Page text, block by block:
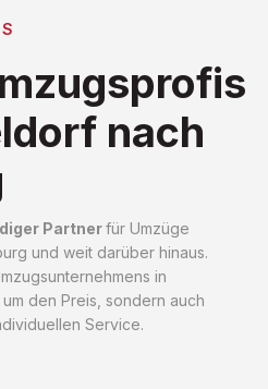
nach
Partnerfür Umzüge
und weit darüber hinaus.
in
den Preis, sondern auch
Service.